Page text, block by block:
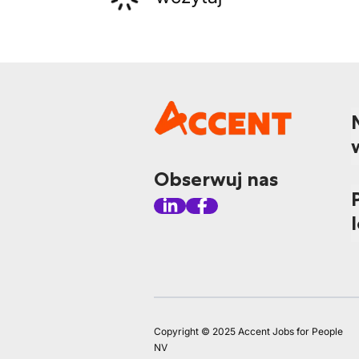
Obserwuj nas
Copyright © 2025 Accent Jobs for People
NV